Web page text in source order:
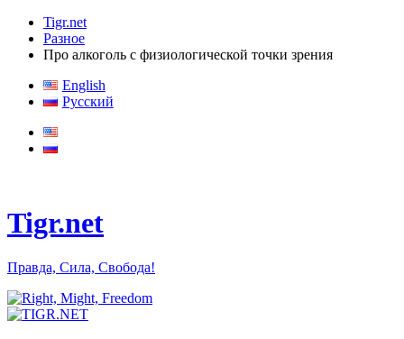
Tigr.net
Разное
Про алкоголь с физиологической точки зрения
English
Русский
Tigr.net
Правда, Сила, Свобода!